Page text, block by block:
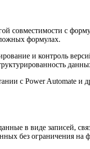
совместимости с
формулах.
и контроль
с Power Automate и
в виде записей,
без ограничения на